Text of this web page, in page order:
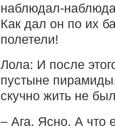
наблюдал-
Как дал он по их
полетели!
Лола: И после
пустыне
скучно жить не
– Ага. Ясно. А что